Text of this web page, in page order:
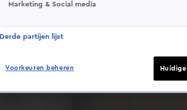
Deze video is niet
Marketing & Social media
Derde partijen lijst
Voorkeuren beheren